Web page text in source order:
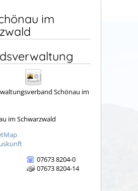
im
Schönau im
im Schwarzwald
07673 8204-0
07673 8204-14